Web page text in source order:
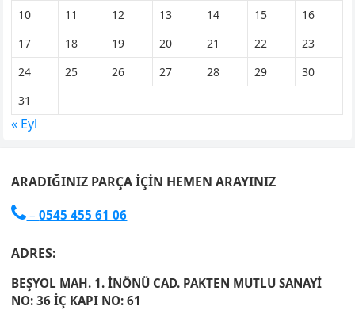
10
11 12 13 14 15
16
17
18 19 20 21 22
23
24
25 26 27 28 29
30
31
« Eyl
ARADIĞINIZ PARÇA İÇIN HEMEN ARAYINIZ
 –0545 455 61 06
ADRES:
BEŞYOL MAH. 1. İNÖNÜ CAD. PAKTEN MUTLU SANAYİ
NO: 36 İÇ KAPI NO: 61